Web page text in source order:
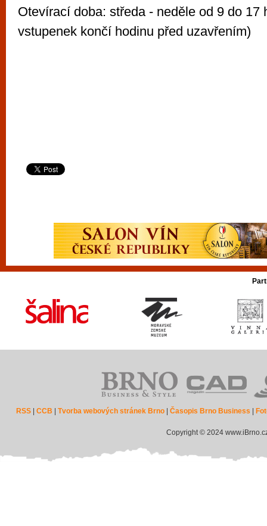
Otevírací doba: středa - neděle od 9 do 17
vstupenek končí hodinu před uzavřením)
RSS |CCB |Tvorba webových stránek Brno |Časopis Brno Business
Copyright © 2024